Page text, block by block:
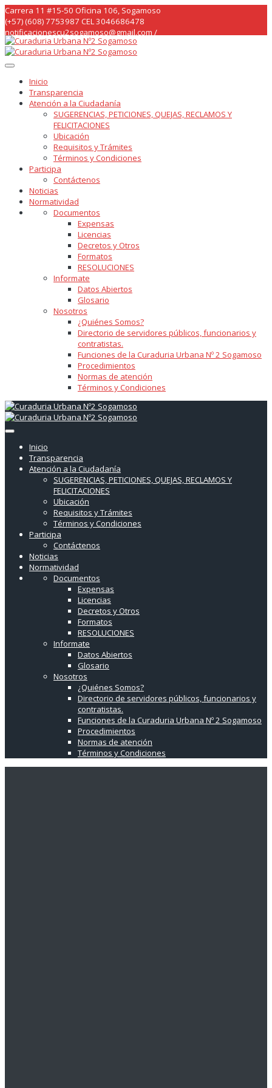
Skip
to
content
Carrera 11 #15-50 Oficina 106, Sogamoso
(+57) (608) 7753987 CEL 3046686478
notificacionescu2sogamoso@gmail.com /
curaduria2sogamoso@gmail.com /
Inicio
Transparencia
Atención a la Ciudadanía
SUGERENCIAS, PETICIONES, QUEJAS, RECLAMOS Y
FELICITACIONES
Ubicación
Requisitos y Trámites
Términos y Condiciones
Participa
Contáctenos
Noticias
Normatividad
Documentos
Expensas
Licencias
Decretos y Otros
Formatos
RESOLUCIONES
Informate
Datos Abiertos
Glosario
Nosotros
¿Quiénes Somos?
Directorio de servidores públicos, funcionarios y
contratistas.
Funciones de la Curaduria Urbana Nº 2 Sogamoso
Procedimientos
Normas de atención
Términos y Condiciones
Inicio
Transparencia
Atención a la Ciudadanía
SUGERENCIAS, PETICIONES, QUEJAS, RECLAMOS Y
FELICITACIONES
Ubicación
Requisitos y Trámites
Términos y Condiciones
Participa
Contáctenos
Noticias
Normatividad
Documentos
Expensas
Licencias
Decretos y Otros
Formatos
RESOLUCIONES
Informate
Datos Abiertos
Glosario
Nosotros
¿Quiénes Somos?
Directorio de servidores públicos, funcionarios y
contratistas.
Funciones de la Curaduria Urbana Nº 2 Sogamoso
Procedimientos
Normas de atención
Términos y Condiciones